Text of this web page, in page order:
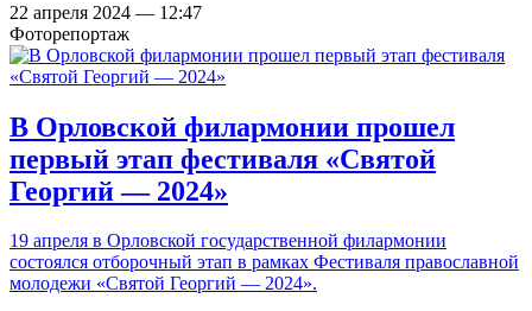
22 апреля 2024 — 12:47
Фоторепортаж
В Орловской филармонии прошел
первый этап фестиваля «Святой
Георгий — 2024»
19 апреля в Орловской государственной филармонии
состоялся отборочный этап в рамках Фестиваля православной
молодежи «Святой Георгий — 2024».